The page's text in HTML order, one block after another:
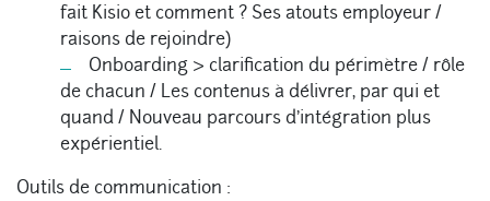
fait Kisio et comment ? Ses atouts employeur /
raisons de rejoindre)
Onboarding > clarification du périmètre / rôle
de chacun / Les contenus à délivrer, par qui et
quand / Nouveau parcours d’intégration plus
expérientiel.
Outils de communication :